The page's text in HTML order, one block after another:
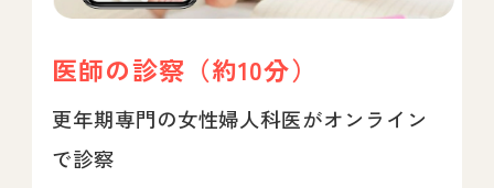
医師の診察（約10分）
更年期専門の女性婦人科医がオンライン
で診察